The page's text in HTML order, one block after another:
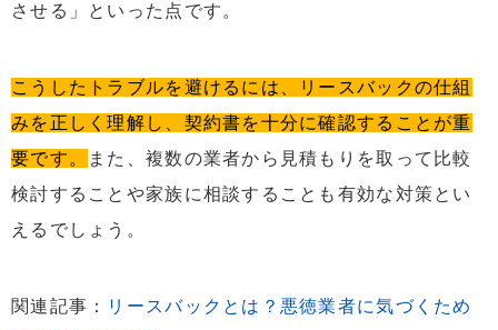
させる」といった点です。
こうしたトラブルを避けるには、リースバックの仕組
みを正しく理解し、契約書を十分に確認することが重
要です。
また、複数の業者から見積もりを取って比較
検討することや家族に相談することも有効な対策とい
えるでしょう。
関連記事：
リースバックとは？悪徳業者に気づくため